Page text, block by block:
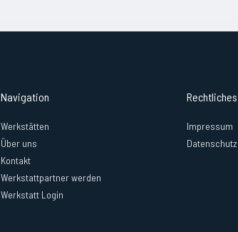
Navigation
Werkstätten
Über uns
Kontakt
Werkstattpartner werden
Werkstatt Login
Rechtliches
Impressum
Datenschutz